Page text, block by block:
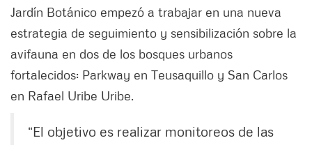
Jardín Botánico empezó a trabajar en una nueva
estrategia de seguimiento y sensibilización sobre la
avifauna en dos de los bosques urbanos
fortalecidos: Parkway en Teusaquillo y San Carlos
en Rafael Uribe Uribe.
“El objetivo es realizar monitoreos de las